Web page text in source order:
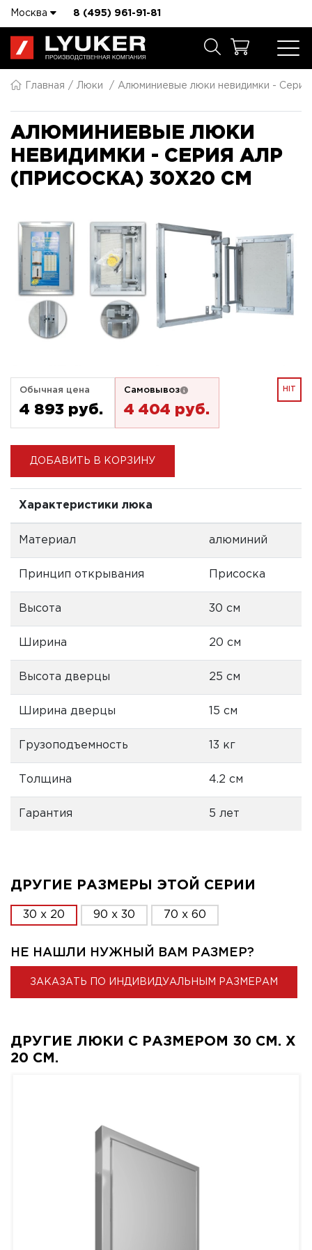
Москва 8 (495) 961-91-81
Главная Люки Алюминиевые люки невидимки -
АЛЮМИНИЕВЫЕ ЛЮКИ
НЕВИДИМКИ - СЕРИЯ АЛР
(ПРИСОСКА) 30X20 СМ
Обычная цена
4 893 pуб.
Самовывоз
4 404 pуб.
HIT
ДОБАВИТЬ В КОРЗИНУ
Характеристики люка
Материал алюминий
Принцип открывания Присоска
Высота 30 см
Ширина 20 см
Высота дверцы 25 см
Ширина дверцы 15 см
Грузоподъемность 13 кг
Толщина 4.2 см
Гарантия 5 лет
ДРУГИЕ РАЗМЕРЫ ЭТОЙ СЕРИИ
30 x 20 90 x 30 70 x 60
НЕ НАШЛИ НУЖНЫЙ ВАМ РАЗМЕР?
ЗАКАЗАТЬ ПО ИНДИВИДУАЛЬНЫМ РАЗМЕРАМ
ДРУГИЕ ЛЮКИ С РАЗМЕРОМ 30 СМ. X
20 СМ.